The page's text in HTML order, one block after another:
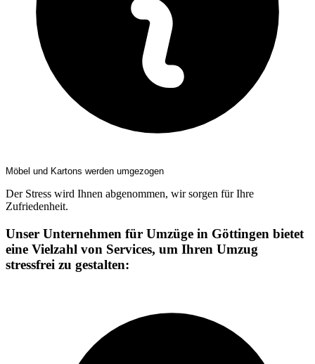
Möbel und Kartons werden umgezogen
Der Stress wird Ihnen abgenommen, wir sorgen für Ihre
Zufriedenheit.
Unser Unternehmen für Umzüge in Göttingen bietet
eine Vielzahl von Services, um Ihren Umzug
stressfrei zu gestalten: